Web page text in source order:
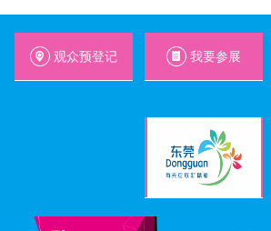
观众预登记 我要参展